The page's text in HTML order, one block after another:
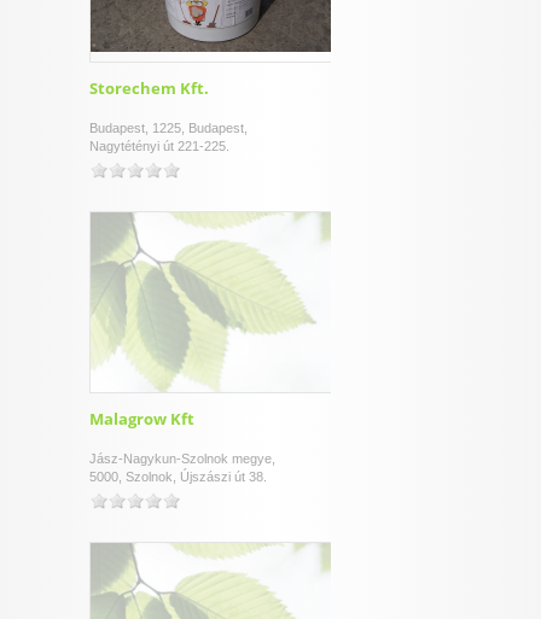
Storechem Kft.
Budapest, 1225, Budapest,
Nagytétényi út 221-225.
Malagrow Kft
Jász-Nagykun-Szolnok megye,
5000, Szolnok, Újszászi út 38.